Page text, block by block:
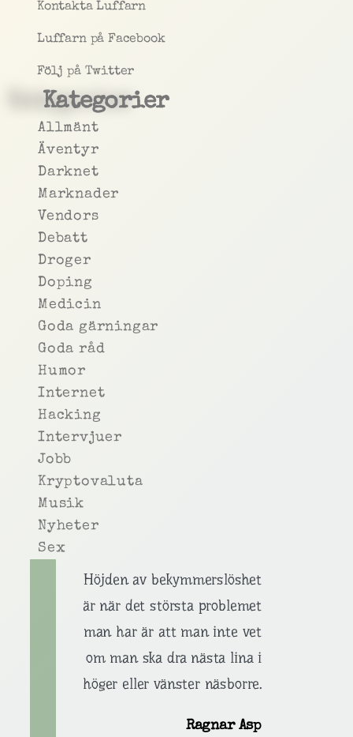
Kontakta Luffarn
Luffarn på Facebook
Följ på Twitter
Kategorier
Allmänt
Äventyr
Darknet
Marknader
Vendors
Debatt
Droger
Doping
Medicin
Goda gärningar
Goda råd
Humor
Internet
Hacking
Intervjuer
Jobb
Kryptovaluta
Musik
Nyheter
Sex
Höjden av bekymmerslöshet
är när det största problemet
man har är att man inte vet
om man ska dra nästa lina i
höger eller vänster näsborre.
Ragnar Asp